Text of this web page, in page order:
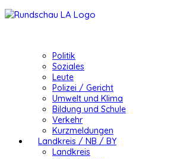
Politik
Soziales
Leute
Polizei / Gericht
Umwelt und Klima
Bildung und Schule
Verkehr
Kurzmeldungen
Landkreis / NB / BY
Landkreis